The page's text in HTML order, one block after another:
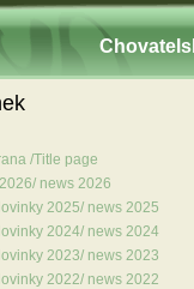
/Title page
news 2026
2025/ news 2025
2024/ news 2024
2023/ news 2023
2022/ news 2022